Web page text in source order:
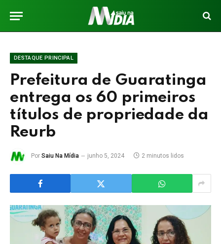
DESTAQUE PRINCIPAL
Prefeitura de Guaratinga
entrega os 60 primeiros
títulos de propriedade da
Reurb
Por Saiu Na Mídia junho 5, 2024 2 minutos lidos